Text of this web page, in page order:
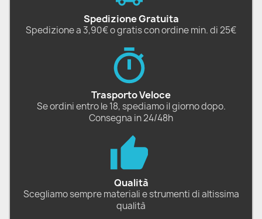
Spedizione Gratuita
Spedizione a 3,90€ o gratis con ordine min. di 25€
Trasporto Veloce
Se ordini entro le 18, spediamo il giorno dopo.
Consegna in 24/48h
Qualità
Scegliamo sempre materiali e strumenti di altissima
qualità